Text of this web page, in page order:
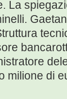
La
di